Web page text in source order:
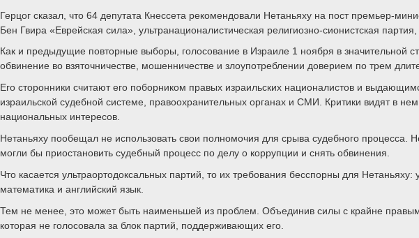
Герцог сказал, что 64 депутата Кнессета рекомендовали Нетаньяху на пост премьер-
Бен Гвира «Еврейская сила», ультранационалистическая религиозно-сионистская
Как и предыдущие повторные выборы, голосование в Израиле 1 ноября в значительной
обвинение во взяточничестве, мошенничестве и злоупотреблении доверием по трем
Его сторонники считают его поборником правых израильских националистов и
израильской судебной системе, правоохранительных органах и СМИ. Критики видят в
национальных интересов.
Нетаньяху пообещал не использовать свои полномочия для срыва судебного процесса.
могли бы приостановить судебный процесс по делу о коррупции и снять обвинения.
Что касается ультраортодоксальных партий, то их требования бесспорны для
математика и английский язык.
Тем не менее, это может быть наименьшей из проблем. Объединив силы с крайне
которая не голосовала за блок партий, поддерживающих его.